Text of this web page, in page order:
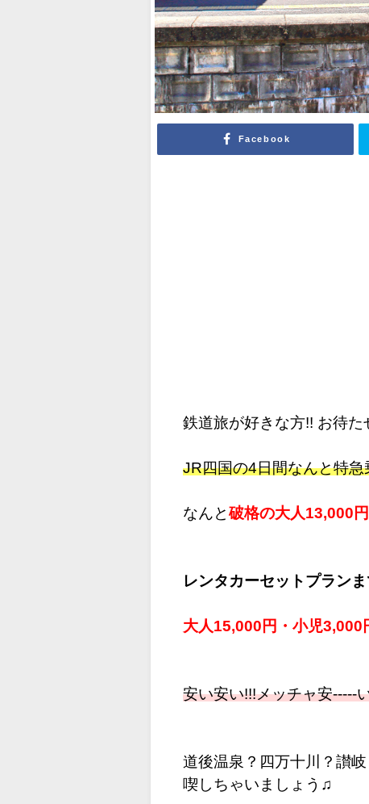
Facebook
鉄道旅が好きな方!! お待
JR四国の4日間なんと特
なんと破格の大人13,000
レンタカーセットプラン
大人15,000円・小児3,000
安い安い!!!メッチャ安
道後温泉？四万十川？讃
喫しちゃいましょう♫